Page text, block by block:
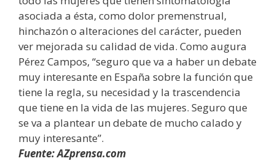
asociada a ésta, como dolor premenstrual,
hinchazón o alteraciones del carácter, pueden
ver mejorada su calidad de vida. Como augura
Pérez Campos, “seguro que va a haber un debate
muy interesante en España sobre la función que
tiene la regla, su necesidad y la trascendencia
que tiene en la vida de las mujeres. Seguro que
se va a plantear un debate de mucho calado y
muy interesante”.
Fuente: AZprensa.com